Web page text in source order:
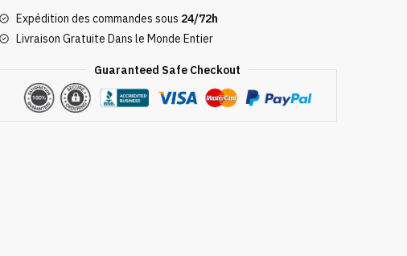
Enfant
Totoro
Expédition des commandes sous 24/72h
Livraison Gratuite Dans le Monde Entier
Guaranteed Safe Checkout